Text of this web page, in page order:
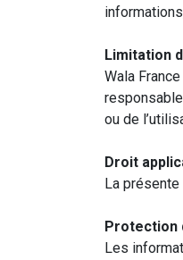
Limitation
Wala
ou de
Droit
La
Protection
Les